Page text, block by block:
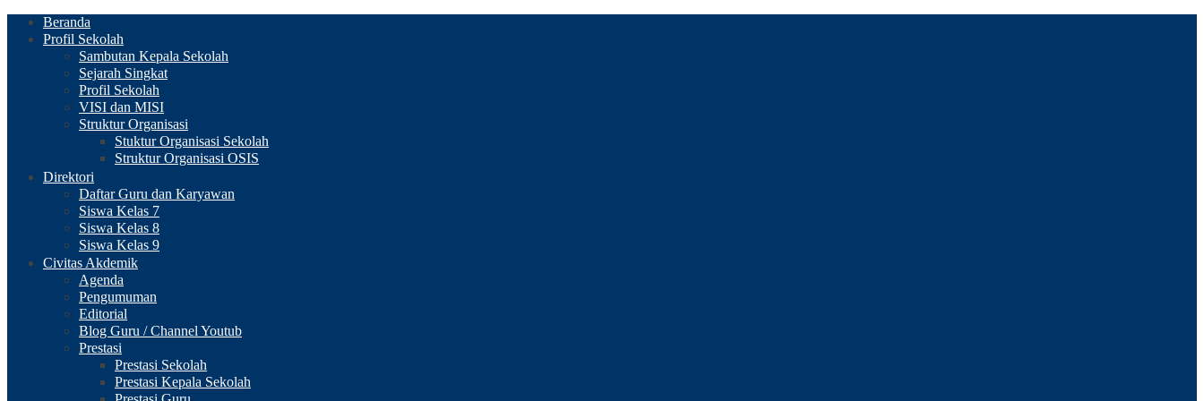
Beranda
Profil Sekolah
Sambutan Kepala Sekolah
Sejarah Singkat
Profil Sekolah
VISI dan MISI
Struktur Organisasi
Stuktur Organisasi Sekolah
Struktur Organisasi OSIS
Direktori
Daftar Guru dan Karyawan
Siswa Kelas 7
Siswa Kelas 8
Siswa Kelas 9
Civitas Akdemik
Agenda
Pengumuman
Editorial
Blog Guru / Channel Youtub
Prestasi
Prestasi Sekolah
Prestasi Kepala Sekolah